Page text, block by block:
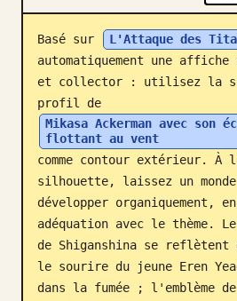
Blog
Mises à jour
Basé sur L'Attaque des
automatiquement une
et collector : utilisez la
profil de
Mikasa Ackerman avec son
flottant au vent
comme contour extérieur.
silhouette, laissez un
développer organiquement,
adéquation avec le thème.
de Shiganshina se reflètent
le sourire du jeune Eren
dans la fumée ; l'emblème